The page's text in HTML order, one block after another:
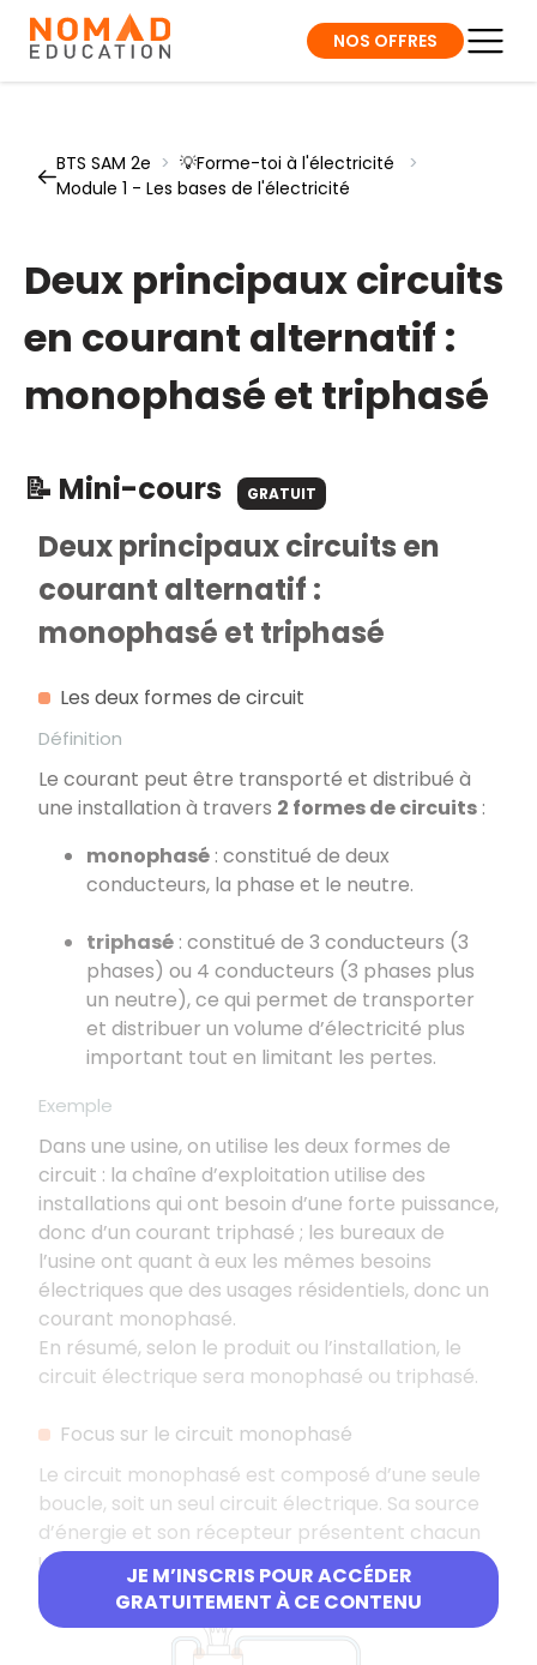
NOS OFFRES
BTS SAM 2e > 💡Forme-toi à l'électricité
>
Module 1 - Les bases de l'électricité
Deux principaux circuits
en courant alternatif :
monophasé et triphasé
📝 Mini-cours GRATUIT
JE M’INSCRIS POUR ACCÉDER
GRATUITEMENT À CE CONTENU
Deux principaux circuits en
courant alternatif :
monophasé et triphasé
Les deux formes de circuit
Définition
Le courant peut être transporté et distribué à
une installation à travers 2 formes de circuits :
monophasé : constitué de deux
conducteurs, la phase et le neutre.
triphasé : constitué de 3 conducteurs (3
phases) ou 4 conducteurs (3 phases plus
un neutre), ce qui permet de transporter
et distribuer un volume d’électricité plus
important tout en limitant les pertes.
Exemple
Dans une usine, on utilise les deux formes de
circuit : la chaîne d’exploitation utilise des
installations qui ont besoin d’une forte puissance,
donc d’un courant triphasé ; les bureaux de
l’usine ont quant à eux les mêmes besoins
électriques que des usages résidentiels, donc un
courant monophasé.
En résumé, selon le produit ou l’installation, le
circuit électrique sera monophasé ou triphasé.
Focus sur le circuit monophasé
Le circuit monophasé est composé d’une seule
boucle, soit un seul circuit électrique. Sa source
d’énergie et son récepteur présentent chacun
un pôle d’entrée et un pôle de sortie.